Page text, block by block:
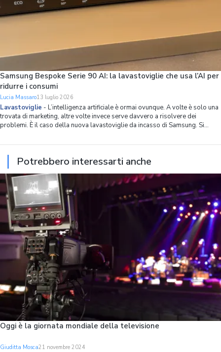
Samsung Bespoke Serie 90 AI: la lavastoviglie che usa l’AI per
ridurre i consumi
Lucia Massaro13 luglio 2026
Lavastoviglie - L’intelligenza artificiale è ormai ovunque. A volte è solo una
trovata di marketing, altre volte invece serve davvero a risolvere dei
problemi. È il caso della nuova lavastoviglie da incasso di Samsung. Si
modo capillare
Potrebbero interessarti anche
Oggi è la giornata mondiale della televisione
Giuditta Mosca21 novembre 2024